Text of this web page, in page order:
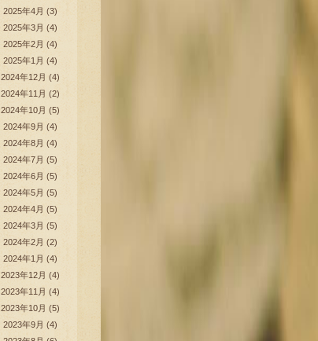
2025年4月 (3)
2025年3月 (4)
2025年2月 (4)
2025年1月 (4)
2024年12月 (4)
2024年11月 (2)
2024年10月 (5)
2024年9月 (4)
2024年8月 (4)
2024年7月 (5)
2024年6月 (5)
2024年5月 (5)
2024年4月 (5)
2024年3月 (5)
2024年2月 (2)
2024年1月 (4)
2023年12月 (4)
2023年11月 (4)
2023年10月 (5)
2023年9月 (4)